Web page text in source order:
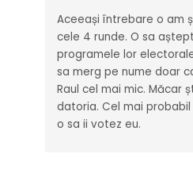
Aceeași întrebare o am
cele 4 runde. O sa
programele lor
sa merg pe nume doar
Raul cel mai mic. Măcar
datoria. Cel mai
o sa ii votez eu.